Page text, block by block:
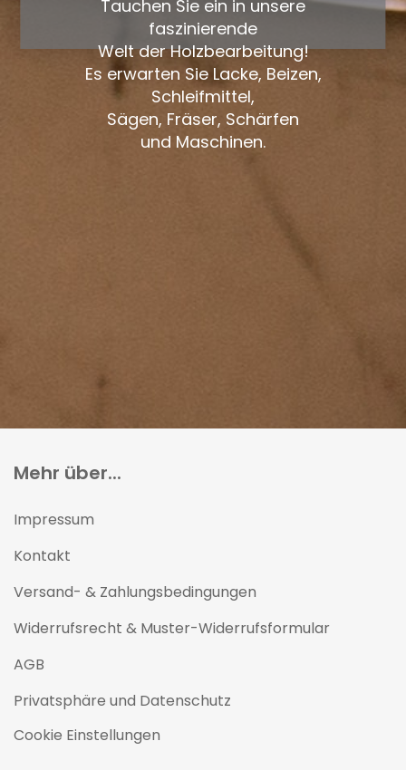
Tauchen Sie ein in unsere
faszinierende
Welt der Holzbearbeitung!
Es erwarten Sie Lacke, Beizen,
Schleifmittel,
Sägen, Fräser, Schärfen
und Maschinen.
Mehr über...
Impressum
Kontakt
Versand- & Zahlungsbedingungen
Widerrufsrecht & Muster-Widerrufsformular
AGB
Privatsphäre und Datenschutz
Cookie Einstellungen